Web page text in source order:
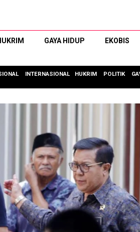
GAYA HIDUP EKOBIS
INTERNASIONAL HUKRIM POLITIK